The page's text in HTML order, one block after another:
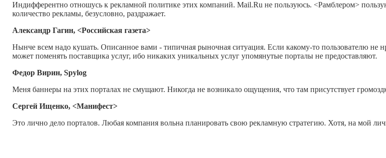
Индифферентно отношусь к рекламной политике этих компаний. Mail.Ru не пользуюсь. <Рамблером>
количество рекламы, безусловно, раздражает.
Александр Гагин, <Российская газета>
Нынче всем надо кушать. Описанное вами - типичная рыночная ситуация. Если какому-то пользователю не
может поменять поставщика услуг, ибо никаких уникальных услуг упомянутые порталы не предоставляют.
Федор Вирин, Spylog
Меня баннеры на этих порталах не смущают. Никогда не возникало ощущения, что там присутствует
Сергей Ищенко, <Манифест>
Это лично дело порталов. Любая компания вольна планировать свою рекламную стратегию. Хотя, на мой